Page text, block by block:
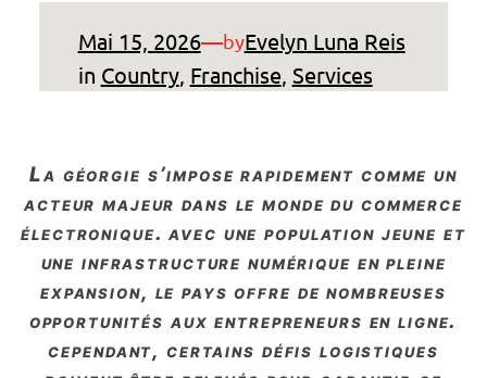
Mai 15, 2026—byEvelyn Luna Reis
in Country, Franchise, Services
la géorgie s’impose rapidement comme un
acteur majeur dans le monde du commerce
électronique. avec une population jeune et
une infrastructure numérique en pleine
expansion, le pays offre de nombreuses
opportunités aux entrepreneurs en ligne.
cependant, certains défis logistiques